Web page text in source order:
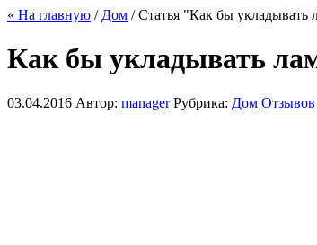
« На главную / Дом / Статья "Как бы укладывать
Как бы укладывать
03.04.2016 Автор: manager Рубрика: Дом Отзывов